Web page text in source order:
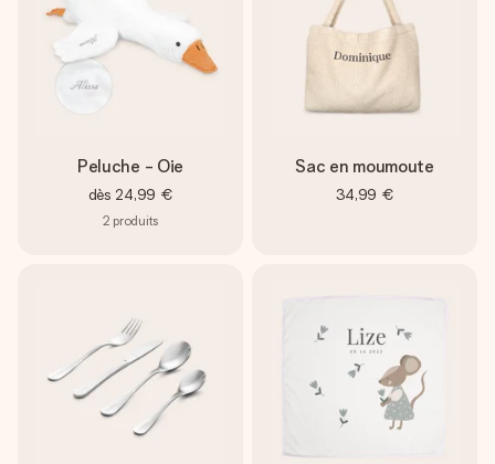
Peluche - Oie
dès 24,99 €
2 produits
Sac en moumoute
34,99 €